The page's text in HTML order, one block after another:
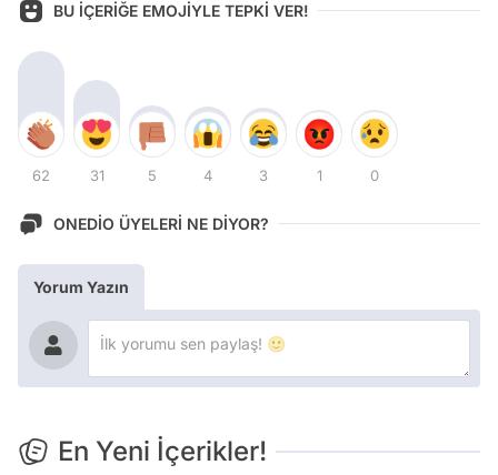
BU İÇERİĞE EMOJİYLE TEPKİ VER!
62 31 5 4 3 1 0
ONEDİO ÜYELERİ NE DİYOR?
Yorum Yazın
En Yeni İçerikler!